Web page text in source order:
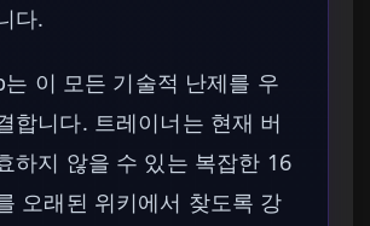
다.
이 모든 기술적 난제를 우
합니다. 트레이너는 현재 버
하지 않을 수 있는 복잡한 16
오래된 위키에서 찾도록 강